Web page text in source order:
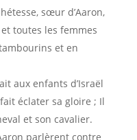
sœur d’Aaron,
toutes les femmes
et en
aux enfants d’Israël
éclater sa gloire ; Il
et son cavalier.
parlèrent contre